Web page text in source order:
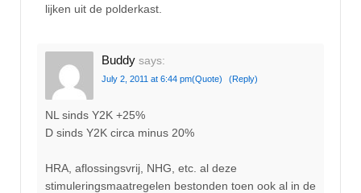
lijken uit de polderkast.
Buddy says:
July 2, 2011 at 6:44 pm(Quote) (Reply)
NL sinds Y2K +25%
D sinds Y2K circa minus 20%
HRA, aflossingsvrij, NHG, etc. al deze
stimuleringsmaatregelen bestonden toen ook al in de